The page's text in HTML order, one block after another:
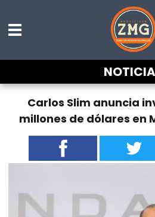
Carlos Slim anuncia
millones de dólares en